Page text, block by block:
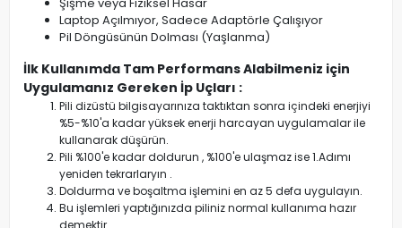
Laptop Açılmıyor, Sadece Adaptörle Çalışıyor
Pil Döngüsünün Dolması (Yaşlanma)
İlk Kullanımda Tam Performans Alabilmeniz için
Uygulamanız Gereken İp Uçları :
Pili dizüstü bilgisayarınıza taktıktan sonra içindeki enerjiyi
%5-%10'a kadar yüksek enerji harcayan uygulamalar ile
kullanarak düşürün.
Pili %100'e kadar doldurun , %100'e ulaşmaz ise 1.Adımı
yeniden tekrarlaryın .
Doldurma ve boşaltma işlemini en az 5 defa uygulayın.
Bu işlemleri yaptığınızda piliniz normal kullanıma hazır
demektir.